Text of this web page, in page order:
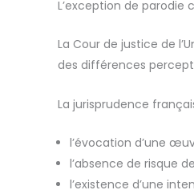
L’exception de parodie
La Cour de justice de
des différences
La jurisprudence
l’évocation d’une
l’absence de risque
l’existence d’une